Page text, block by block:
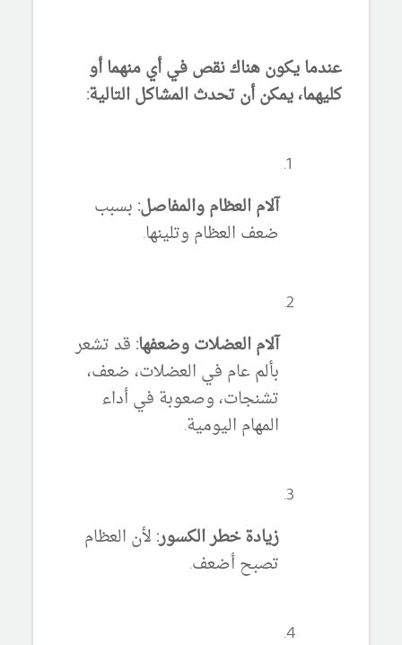
عندما يكون هناك نقص في أي منهما أو
كليهما، يمكن أن تحدث المشاكل التالية:
آلام العظام والمفاصل: بسبب
ضعف العظام وتلينها.
آلام العضلات وضعفها: قد تشعر
بألم عام في العضلات، ضعف،
تشنجات، وصعوبة في أداء
المهام اليومية.
زيادة خطر الكسور: لأن العظام
تصبح أضعف.